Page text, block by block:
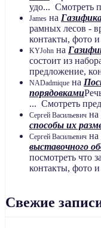
удо... Смотреть
James на
рамных лесов -
контакты, фото и
KYJohn на
состоит из
предложение,
NADadmique на
порядовками
... Смотреть
Сергей Васильевич на
способы их
Сергей Васильевич на
выставочного
посмотреть что
контакты, фото и
Свежие